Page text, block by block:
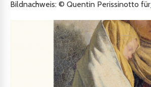
Bildnachweis: © Quentin Perissinotto für